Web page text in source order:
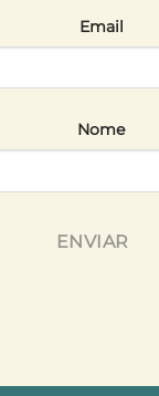
Email
Nome
ENVIAR